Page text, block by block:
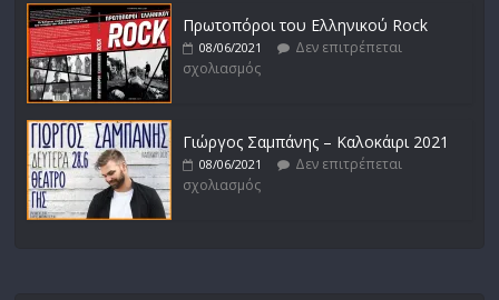
Πρωτοπόροι του Ελληνικού Rock
08/06/2021
Δεν επιτρέπεται
σχολιασμός
Γιώργος Σαμπάνης – Καλοκάιρι 2021
08/06/2021
Δεν επιτρέπεται
σχολιασμός